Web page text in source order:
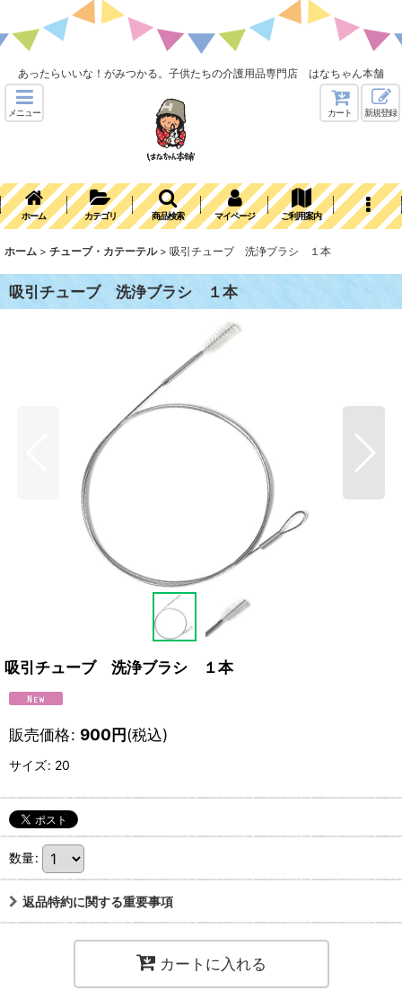
あったらいいな！がみつかる。子供たちの介護用品専門店 はなちゃん本舗
メニュー カート 新規登録
ホーム カテゴリ 商品検索 マイページ ご利用案内
ホーム > チューブ・カテーテル > 吸引チューブ 洗浄ブラシ １本
吸引チューブ 洗浄ブラシ １本
吸引チューブ 洗浄ブラシ １本
販売価格: 900円(税込)
サイズ: 20
数量:
返品特約に関する重要事項
カートに入れる